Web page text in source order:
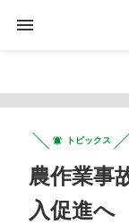
Warning : Trying to access
トピックス
農作業事
入促進へ